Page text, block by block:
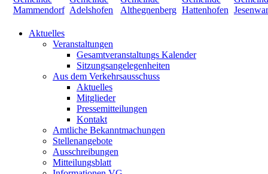
Aktuelles
Veranstaltungen
Gesamtveranstaltungs Kalender
Sitzungsangelegenheiten
Aus dem Verkehrsausschuss
Aktuelles
Mitglieder
Pressemitteilungen
Kontakt
Amtliche Bekanntmachungen
Stellenangebote
Ausschreibungen
Mitteilungsblatt